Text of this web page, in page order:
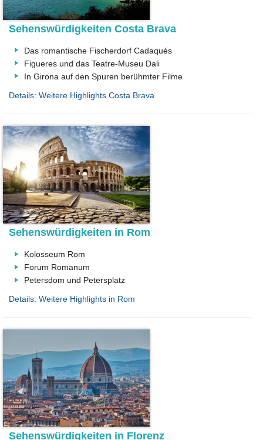
Sehenswürdigkeiten Costa Brava
Das romantische Fischerdorf Cadaqués
Figueres und das Teatre-Museu Dali
In Girona auf den Spuren berühmter Filme
Details: Weitere Highlights Costa Brava
Sehenswürdigkeiten in Rom
Kolosseum Rom
Forum Romanum
Petersdom und Petersplatz
Details: Weitere Highlights in Rom
Sehenswürdigkeiten in Florenz